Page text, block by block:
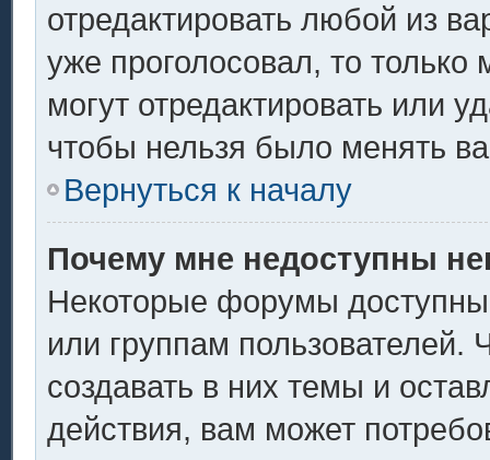
отредактировать любой из
уже проголосовал, то
могут отредактировать или
чтобы нельзя было менять
Вернуться к началу
Почему мне недоступны
Некоторые форумы
или группам
создавать в них темы и
действия, вам может